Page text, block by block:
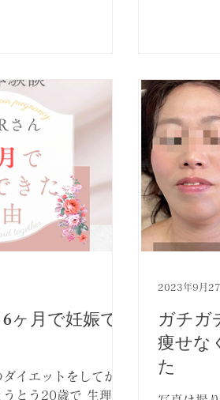
月で妊娠で
イエットをしてから
とう20歳で 生理が
ガチガ
痩せな
た
2023年9月